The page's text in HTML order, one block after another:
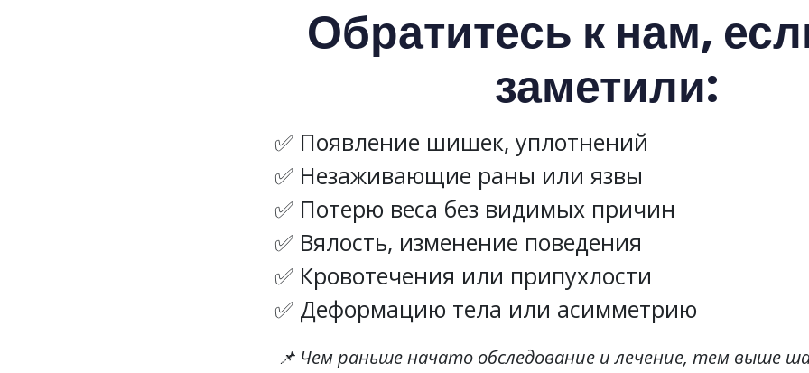
Обратитесь к нам,
заметили:
Появление шишек, уплотнений
Незаживающие раны или язвы
Потерю веса без видимых причин
Вялость, изменение поведения
Кровотечения или припухлости
Деформацию тела или асимметрию
Чем раньше начато обследование и лечение, тем выше